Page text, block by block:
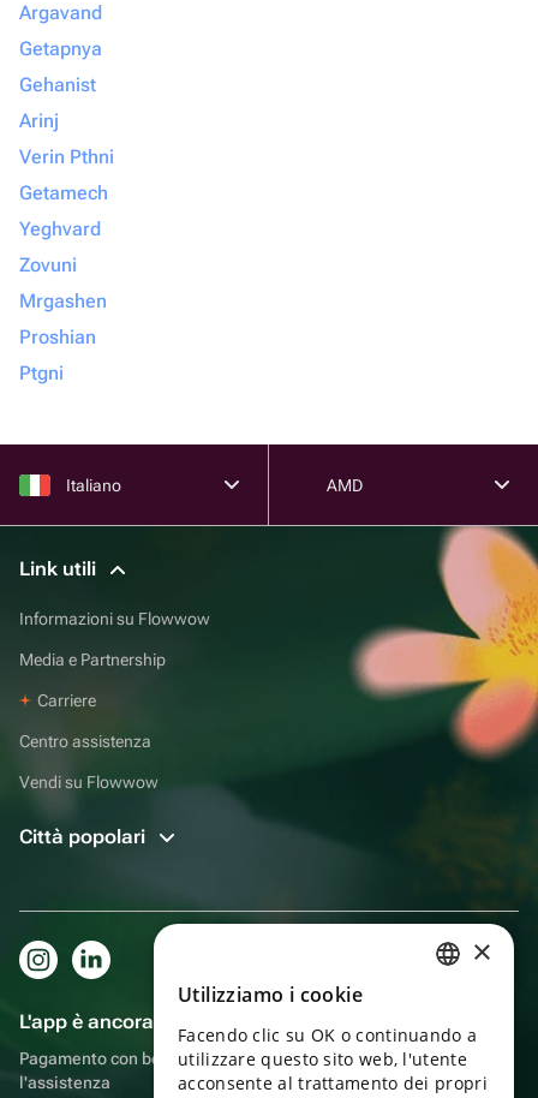
Argavand
Getapnya
Gehanist
Arinj
Verin Pthni
Getamech
Yeghvard
Zovuni
Mrgashen
Proshian
Ptgni
Italiano AMD
Link utili
Informazioni su Flowwow
Media e Partnership
Carriere
Centro assistenza
Vendi su Flowwow
Città popolari
L'app è ancora più comoda!
Pagamento con bonus, autoconsegna, comoda chat con
l'assistenza
ENGLISH
UKRAINIAN
×
Utilizziamo i cookie
Facendo clic su OK o continuando a
utilizzare questo sito web, l'utente
acconsente al trattamento dei propri